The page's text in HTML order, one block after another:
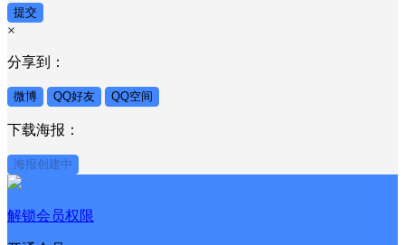
提交
×
分享到：
微博 QQ好友 QQ空间
下载海报：
海报创建中
解锁会员权限